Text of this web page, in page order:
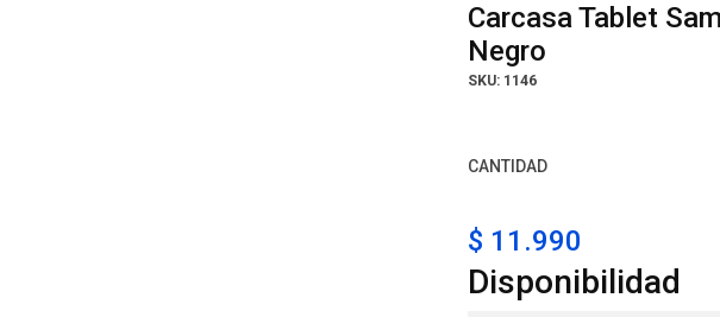
Carcasa Tablet
Negro
SKU: 1146
CANTIDAD
$ 11.990
Disponibilidad